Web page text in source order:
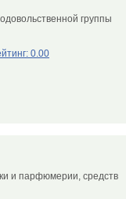
группы
0.00
и парфюмерии, средств